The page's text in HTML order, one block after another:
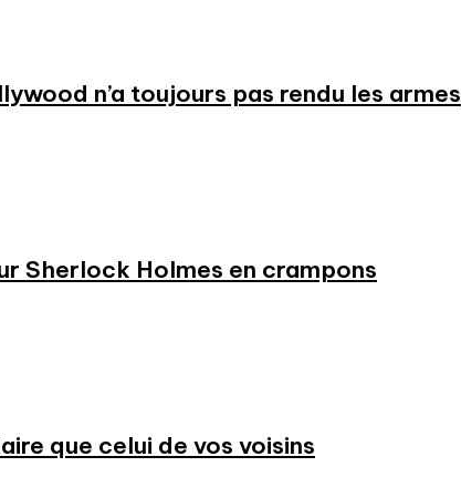
n’a toujours pas rendu les armes
Sherlock Holmes en crampons
que celui de vos voisins